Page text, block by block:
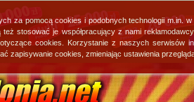
za pomocą cookies i podobnych technologii
stosować je współpracujący z nami
cookies. Korzystanie z naszych
zapisywanie cookies, zmieniając ustawienia